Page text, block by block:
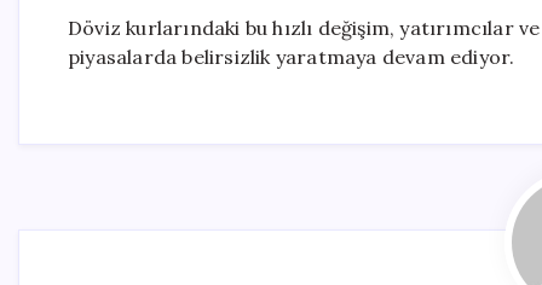
Döviz kurlarındaki bu hızlı değişim,
piyasalarda belirsizlik yaratmaya devam ediyor.